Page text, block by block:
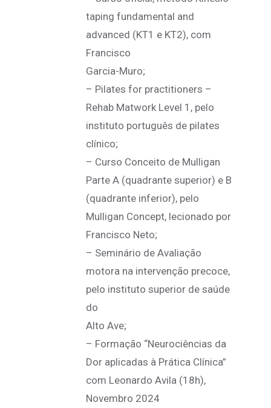
taping fundamental and
advanced (KT1 e KT2), com
Francisco
Garcia-Muro;
– Pilates for practitioners –
Rehab Matwork Level 1, pelo
instituto português de pilates
clínico;
– Curso Conceito de Mulligan
Parte A (quadrante superior) e B
(quadrante inferior), pelo
Mulligan Concept, lecionado por
Francisco Neto;
– Seminário de Avaliação
motora na intervenção precoce,
pelo instituto superior de saúde
do
Alto Ave;
– Formação “Neurociências da
Dor aplicadas à Prática Clínica”
com Leonardo Avila (18h),
Novembro 2024